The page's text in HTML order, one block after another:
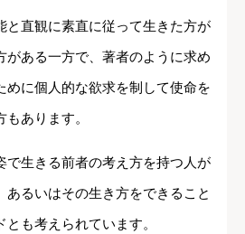
と直観に素直に従って生きた方が
がある一方で、著者のように求め
めに個人的な欲求を制して使命を
あります。
で生きる前者の考え方を持つ人が
あるいはその生き方をできること
も考えられています。